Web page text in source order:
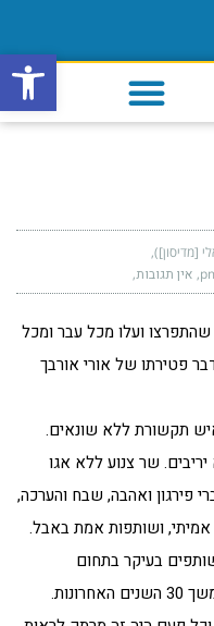
פתח
[מדיסון])
אין תגובות
ועלו מכל עבר ומכל
פטירתו של אורי אורבך
איש תקשורת ללא שונאים.
שר צנוע ללא אגו
פירגון ואהבה, שבח והערכה,
ושותפות אמת באבל.
בעיקר בתחום
התקשורת, הספרות והעשייה הציבורית במשך 30 השנים האחרונות.